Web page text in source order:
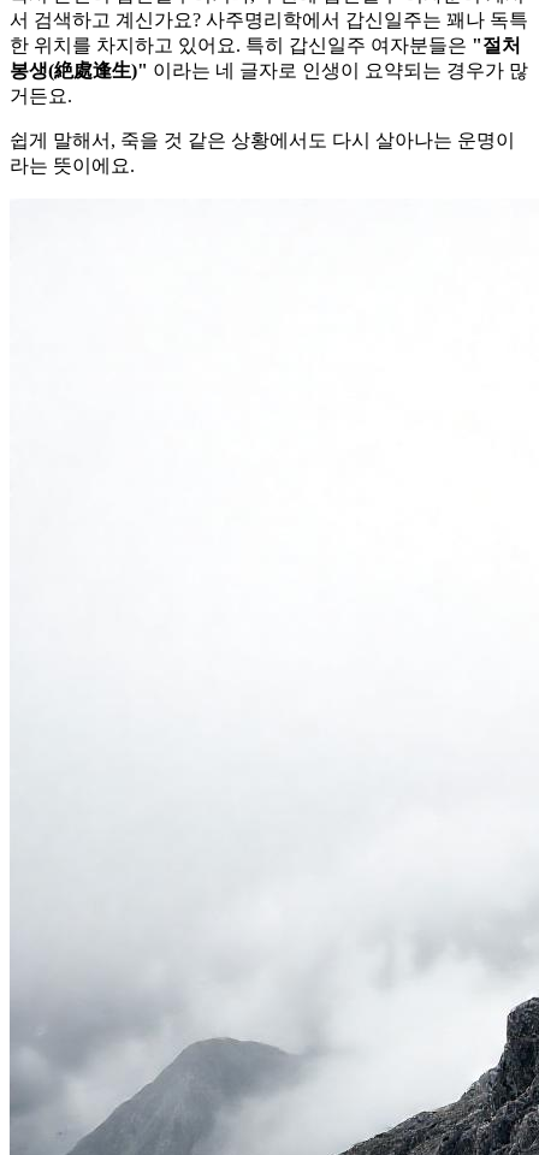
서 검색하고 계신가요? 사주명리학에서 갑신일주는 꽤나 독특
한 위치를 차지하고 있어요. 특히 갑신일주 여자분들은 "절처
봉생(絶處逢生)" 이라는 네 글자로 인생이 요약되는 경우가 많
거든요.
쉽게 말해서, 죽을 것 같은 상황에서도 다시 살아나는 운명이
라는 뜻이에요.